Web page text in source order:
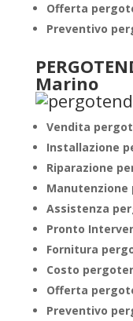
Offerta
Preventivo
Marino
Vendita
Installazione
Riparazione
Assistenza
Pronto
Fornitura
Costo
Offerta
Preventivo